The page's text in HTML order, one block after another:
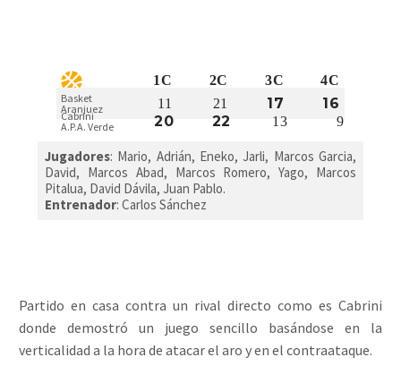
1C 2C 3C 4C
Basket
Aranjuez
11 21 17 16
Cabrini
A.P.A. Verde
20 22 13 9
Jugadores: Mario, Adrián, Eneko, Jarli, Marcos Garcia,
David, Marcos Abad, Marcos Romero, Yago, Marcos
Pitalua, David Dávila, Juan Pablo.
Entrenador: Carlos Sánchez
Partido en casa contra un rival directo como es Cabrini
donde demostró un juego sencillo basándose en la
verticalidad a la hora de atacar el aro y en el contraataque.